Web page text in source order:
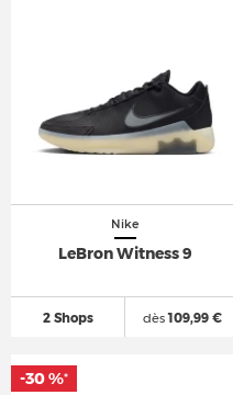
Nike
LeBron Witness 9
2 Shops dès109,99 €
-30 %*